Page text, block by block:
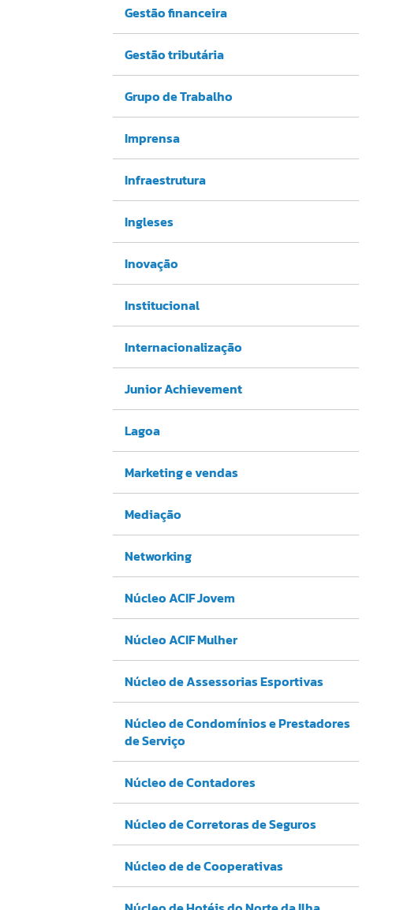
Gestão financeira
Gestão tributária
Grupo de Trabalho
Imprensa
Infraestrutura
Ingleses
Inovação
Institucional
Internacionalização
Junior Achievement
Lagoa
Marketing e vendas
Mediação
Networking
Núcleo ACIF Jovem
Núcleo ACIF Mulher
Núcleo de Assessorias Esportivas
Núcleo de Condomínios e Prestadores
de Serviço
Núcleo de Contadores
Núcleo de Corretoras de Seguros
Núcleo de de Cooperativas